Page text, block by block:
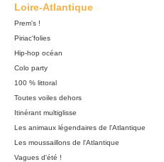
Loire-Atlantique
Prem's !
Piriac'folies
Hip-hop océan
Colo party
100 % littoral
Toutes voiles dehors
Itinérant multiglisse
Les animaux légendaires de l'Atlantique
Les moussaillons de l'Atlantique
Vagues d'été !